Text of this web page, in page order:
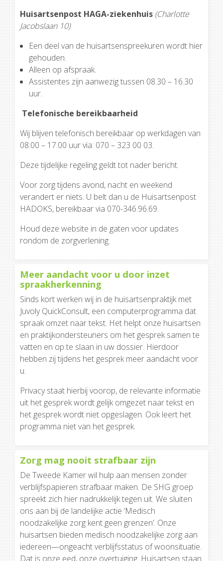
Huisartsenpost HAGA-ziekenhuis (Charlotte
Jacobslaan 10)
Een deel van de huisartsen­spreekuren wordt hier
gehouden.
Alleen op afspraak.
Assistentes zijn aanwezig tussen 08.30 – 16.30
uur.
Telefonische bereikbaarheid
Wij blijven telefonisch bereikbaar op werkdagen van
08.00 – 17.00 uur via: 070 – 323 00 03.
Deze tijdelijke regeling geldt tot nader bericht.
Voor zorg tijdens avond, nacht en weekend
verandert er niets. U belt dan u de Huisartsenpost
HADOKS, bereikbaar via 070-346.96.69.
Houd deze website in de gaten voor updates
rondom de zorgverlening.
Meer aandacht voor u door inzet
spraakherkenning
Sinds kort werken wij in de huisartsenpraktijk met
Juvoly QuickConsult, een computerprogramma dat
spraak omzet naar tekst. Het helpt onze huisartsen
en praktijkondersteuners om het gesprek samen te
vatten en op te slaan in uw dossier. Hierdoor
hebben zij tijdens het gesprek meer aandacht voor
u.
Privacy staat hierbij voorop, de relevante informatie
uit het gesprek wordt gelijk omgezet naar tekst en
het gesprek wordt niet opgeslagen. Ook leert het
programma niet van het gesprek.
Zorg mag nooit strafbaar zijn
De Tweede Kamer wil hulp aan mensen zonder
verblijfspapieren strafbaar maken. De SHG groep
spreekt zich hier nadrukkelijk tegen uit. We sluiten
ons aan bij de landelijke actie ‘Medisch
noodzakelijke zorg kent geen grenzen’. Onze
huisartsen bieden medisch noodzakelijke zorg aan
iedereen—ongeacht verblijfsstatus of woonsituatie.
Dat is onze eed, onze overtuiging. Huisartsen staan